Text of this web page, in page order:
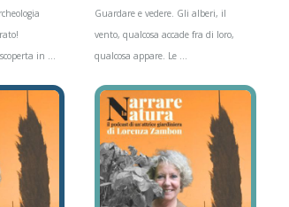
in ...
Guardare e vedere. Gli alberi, il
vento, qualcosa accade fra di loro,
qualcosa appare. Le ...